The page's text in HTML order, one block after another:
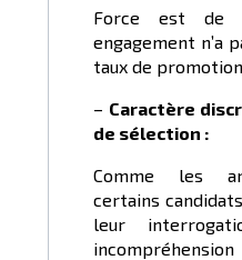
Force est de
engagement n’a
taux de
– Caractère
de sélection :
Comme les
certains
leur